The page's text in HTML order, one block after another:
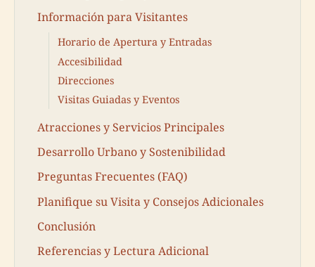
Información para Visitantes
Horario de Apertura y Entradas
Accesibilidad
Direcciones
Visitas Guiadas y Eventos
Atracciones y Servicios Principales
Desarrollo Urbano y Sostenibilidad
Preguntas Frecuentes (FAQ)
Planifique su Visita y Consejos Adicionales
Conclusión
Referencias y Lectura Adicional